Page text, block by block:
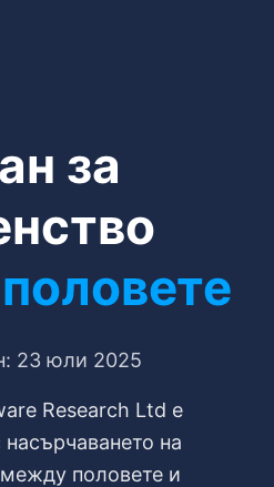
за
половете
23 юли 2025
Research Ltd е
на
половете и